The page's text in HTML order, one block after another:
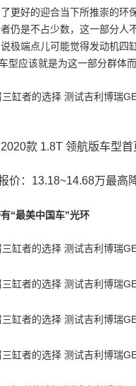
更好的迎合当下所推崇的环
仍是不占少数，这一部分人
极端点儿可能觉得发动机四
型应该就是为这一部分群体而
款 1.8T 领航版车型
价：13.18~14.68万最高
“最美中国车”光环